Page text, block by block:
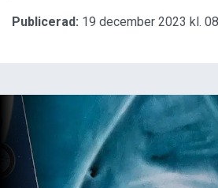
Publicerad: 19 december 2023 kl.